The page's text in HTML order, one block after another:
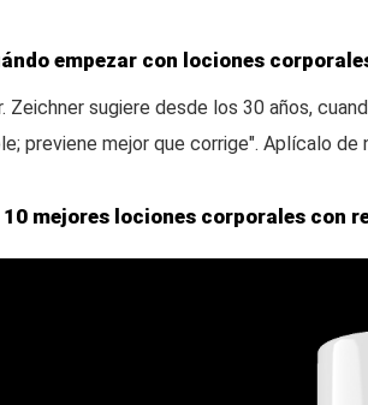
empezar con lociones
Zeichner sugiere desde los 30 años,
previene mejor que corrige". Aplícalo
10 mejores lociones corporales con